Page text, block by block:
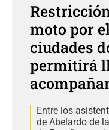
moto por
ciudades
permitirá
Entre los
de Abelardo de